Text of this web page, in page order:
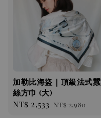
加勒比海盜｜頂級法式蠶
絲方巾 (大)
Sale
NT$ 2,533 Regular
NT$ 2,980